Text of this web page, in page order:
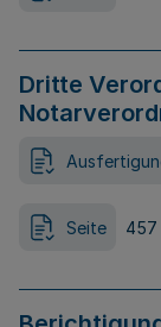
Dritte
Seite 457